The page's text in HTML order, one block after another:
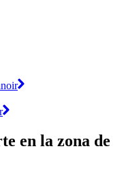
en la zona de